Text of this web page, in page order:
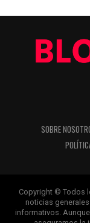
Con años de
dan forma a
una mirada atenta
la tecnología con
para abrirnos
SOBRE
Copyright © Todos
noticias
informativos.